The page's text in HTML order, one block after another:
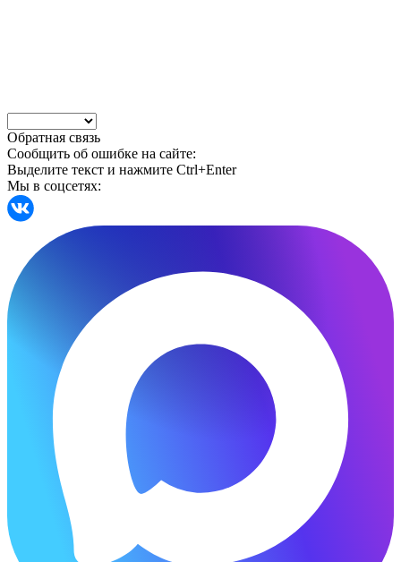
Обратная связь
Сообщить об ошибке на сайте:
Выделите текст и нажмите Ctrl+Enter
Мы в соцсетях: